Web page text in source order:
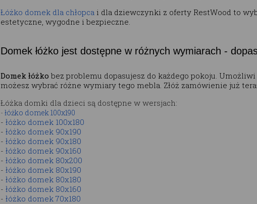
Łóżko domek dla chłopca i dla dziewczynki z oferty RestWood to
estetyczne, wygodne i bezpieczne.
Domek łóżko jest dostępne w różnych wymiarach -
Domek łóżko bez problemu dopasujesz do każdego pokoju.
możesz wybrać różne wymiary tego mebla. Złóż zamówienie już
Łóżka domki dla dzieci są dostępne w wersjach:
- łóżko domek 100x190
- łóżko domek 100x180
- łóżko domek 90x190
- łóżko domek 90x180
- łóżko domek 90x160
- łóżko domek 80x200
- łóżko domek 80x190
- łóżko domek 80x180
- łóżko domek 80x160
- łóżko domek 70x180